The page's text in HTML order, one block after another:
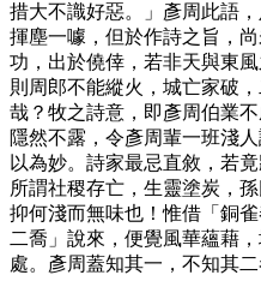
措大不識好惡。」彥周此語
揮塵一噱，但於作詩之旨，
功，出於僥倖，若非天與東風
則周郎不能縱火，城亡家破
哉？牧之詩意，即彥周伯業
隱然不露，令彥周輩一班淺
以為妙。詩家最忌直敘，若
所謂社稷存亡，生靈塗炭，
抑何淺而無味也！惟借「銅
二喬」說來，便覺風華蘊藉
處。彥周蓋知其一，不知其二